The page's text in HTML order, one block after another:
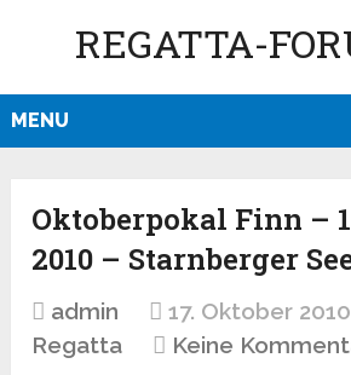
REGATTA-
MENU
Oktoberpokal Finn –
2010 – Starnberger
admin 17. Oktober 2010
Regatta
Keine